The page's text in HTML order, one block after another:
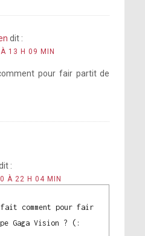
dit :
13 H 09 MIN
pour fair partit de
:
À 22 H 04 MIN
fait comment pour fair
Gaga Vision ? (: